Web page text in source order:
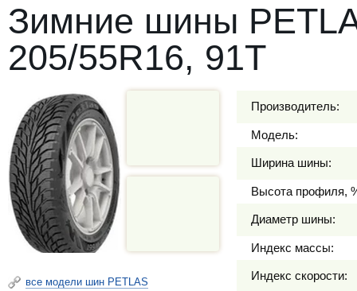
Зимние шины
205/55R16, 91T
все модели шин PETLAS
Производитель:
Модель:
Ширина шины:
Высота профиля,
Диаметр шины:
Индекс массы:
Индекс скорости: